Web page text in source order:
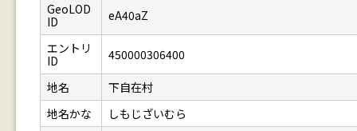
GeoLOD
ID
eA40aZ
エントリ
ID
450000306400
地名
下自在村
地名かな
しもじざいむら